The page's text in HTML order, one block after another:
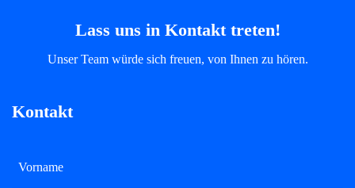
Lass uns in Kontakt treten!
Unser Team würde sich freuen, von Ihnen zu hören.
Kontakt